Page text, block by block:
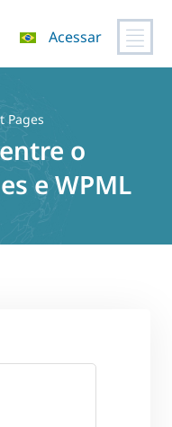
Acessar
Pages
o
e WPML